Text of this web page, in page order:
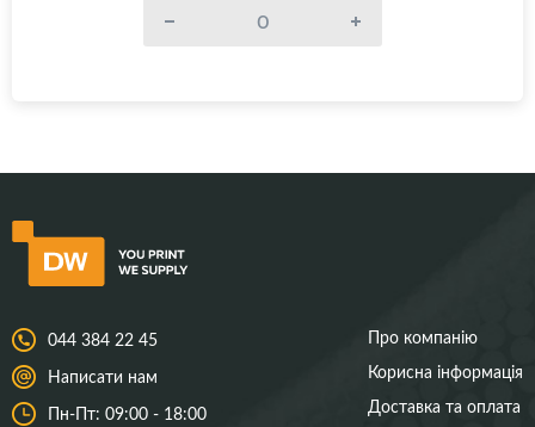
044 384 22 45
Написати нам
Пн-Пт: 09:00 - 18:00
Про компанію
Корисна інформація
Доставка та оплата